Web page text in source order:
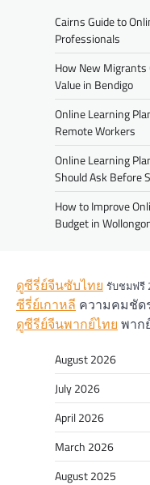
Cairns Guide to
Professionals
How New Migrants
Value in Bendigo
Online Learning
Remote Workers
Online Learning
Should Ask Before
How to Improve
Budget in
ดูซีรี่ย์จีนซับไทย รับชมฟรี
ซีรี่ย์เกาหลี ความคมชัด
ดูซีรีย์จีนพากย์ไทย พาก
August 2026
July 2026
April 2026
March 2026
August 2025